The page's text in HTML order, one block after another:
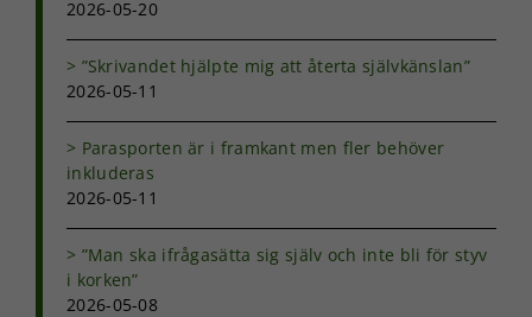
2026-05-20
”Skrivandet hjälpte mig att återta självkänslan”
2026-05-11
Parasporten är i framkant men fler behöver
inkluderas
2026-05-11
”Man ska ifrågasätta sig själv och inte bli för styv
i korken”
2026-05-08
hemsidan.
Marknadsföring
Genom att dela
chansen att få se